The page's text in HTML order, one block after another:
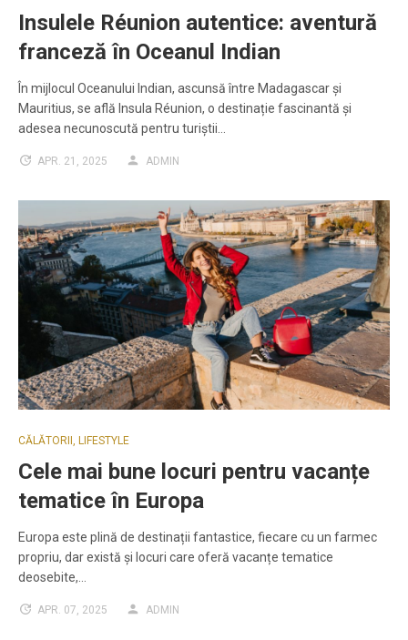
Insulele Réunion autentice: aventură
franceză în Oceanul Indian
În mijlocul Oceanului Indian, ascunsă între Madagascar și
Mauritius, se află Insula Réunion, o destinație fascinantă și
adesea necunoscută pentru turiștii…
APR. 21, 2025 ADMIN
CĂLĂTORII , LIFESTYLE
Cele mai bune locuri pentru vacanțe
tematice în Europa
Europa este plină de destinații fantastice, fiecare cu un farmec
propriu, dar există și locuri care oferă vacanțe tematice
deosebite,…
APR. 07, 2025 ADMIN